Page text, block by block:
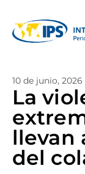
10 de junio, 2026
La
llevan
del